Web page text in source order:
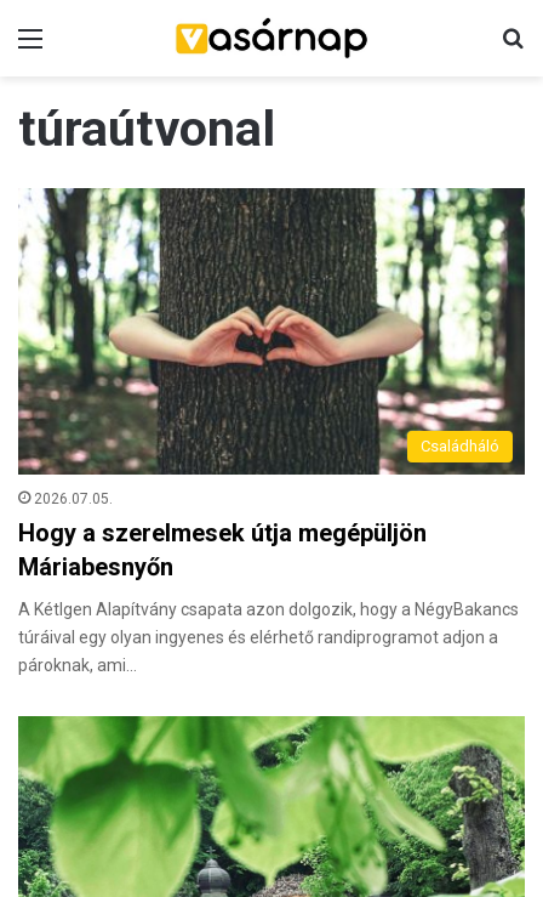
túraútvonal
Családháló
2026.07.05.
Hogy a szerelmesek útja megépüljön
Máriabesnyőn
A KétIgen Alapítvány csapata azon dolgozik, hogy a NégyBakancs
túráival egy olyan ingyenes és elérhető randiprogramot adjon a
pároknak, ami…